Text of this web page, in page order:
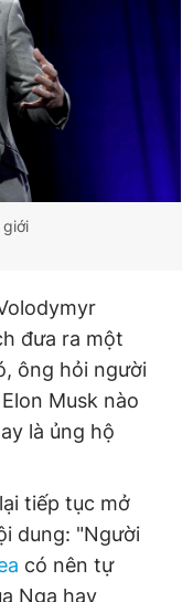
giới
đưa ra một
ông hỏi người
Musk nào
là ủng hộ
tiếp tục mở
dung: "Người
có nên tự
Nga hay